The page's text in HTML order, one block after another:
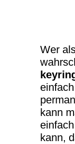
Wer
kann
kann,